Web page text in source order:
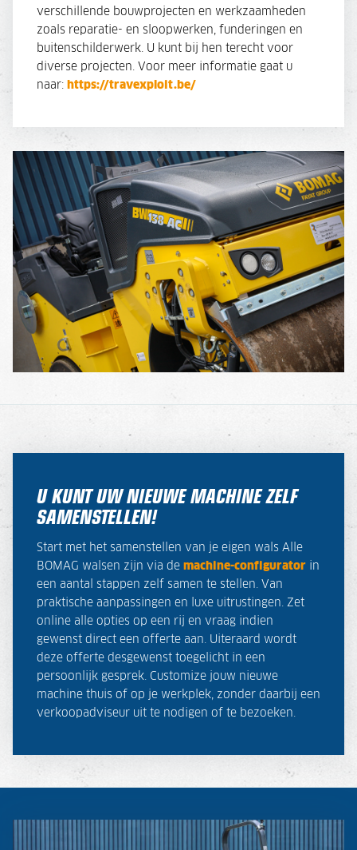
verschillende bouwprojecten en werkzaamheden
zoals reparatie- en sloopwerken, funderingen en
buitenschilderwerk. U kunt bij hen terecht voor
diverse projecten. Voor meer informatie gaat u
naar: https://travexploit.be/
U KUNT UW NIEUWE MACHINE ZELF
SAMENSTELLEN!
Start met het samenstellen van je eigen wals Alle
BOMAG walsen zijn via de machine-configurator in
een aantal stappen zelf samen te stellen. Van
praktische aanpassingen en luxe uitrustingen. Zet
online alle opties op een rij en vraag indien
gewenst direct een offerte aan. Uiteraard wordt
deze offerte desgewenst toegelicht in een
persoonlijk gesprek. Customize jouw nieuwe
machine thuis of op je werkplek, zonder daarbij een
verkoopadviseur uit te nodigen of te bezoeken.